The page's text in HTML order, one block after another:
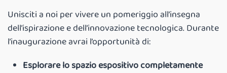
Unisciti a noi per vivere un pomeriggio all’insegna
dell’ispirazione e dell’innovazione tecnologica. Durante
l’inaugurazione avrai l’opportunità di:
Esplorare lo spazio espositivo completamente